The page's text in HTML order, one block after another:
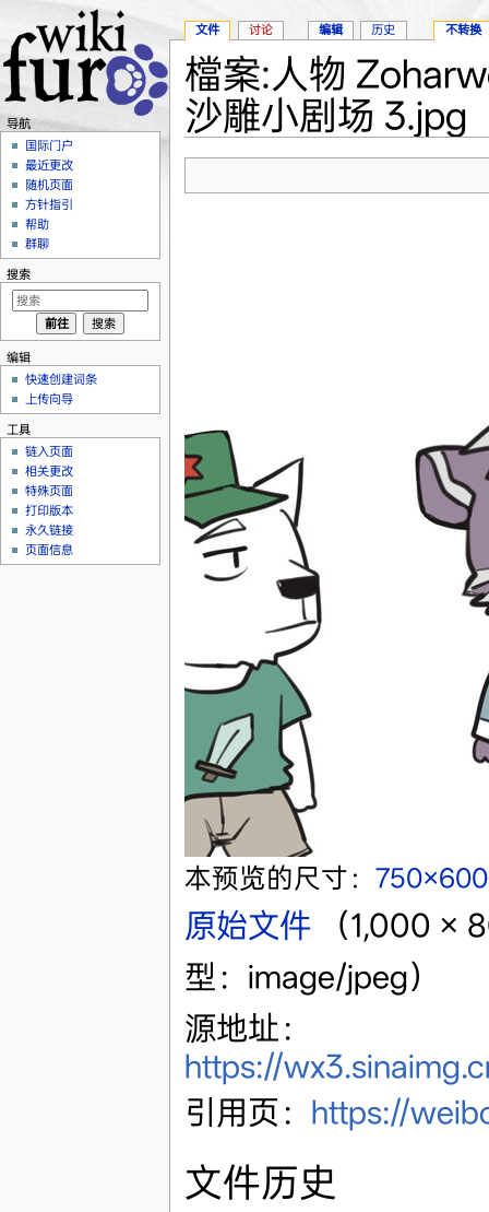
檔案:人物
沙雕小剧场 3.jpg
本预览的尺寸：
原始文件‎
（1,000 ×
型：image/jpeg）
源地址：
https://
引用页： https://
文件历史
文件 讨论 编辑 历史 不转换
导航
国际门户
最近更改
随机页面
方针指引
帮助
群聊
搜索
编辑
快速创建词条
上传向导
工具
链入页面
相关更改
特殊页面
打印版本
永久链接
页面信息